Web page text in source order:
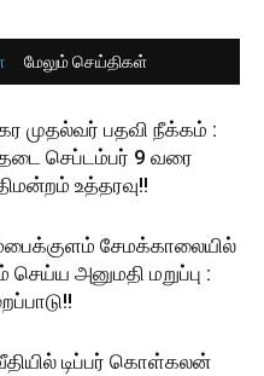
மேலும் செய்திகள்
முதல்வர் பதவி நீக்கம் :
செப்டம்பர் 9 வரை
உத்தரவு!!
சேமக்காலையில்
அனுமதி மறுப்பு :
டிப்பர் கொள்கலன்